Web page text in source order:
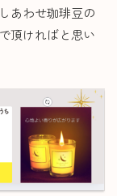
あわせ珈琲豆の
頂ければと思い